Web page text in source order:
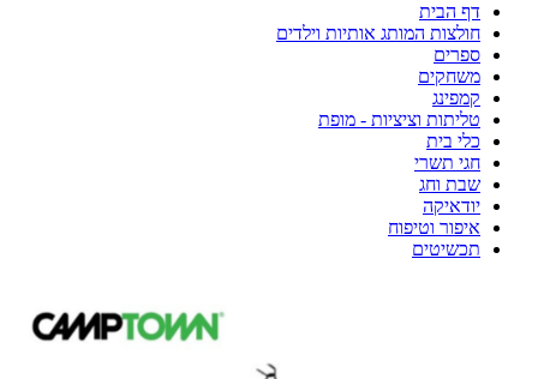
דף הבית
חולצות המותג אותיות וילדים
ספרים
משחקים
קמפינג
טליתות וציציות - מופת
כלי בית
חגי תשרי
שבת וחג
יודאיקה
איפור וטיפוח
תכשיטים